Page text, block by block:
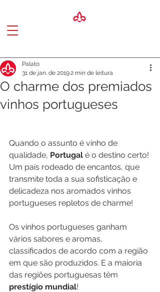
O charme dos premiados
vinhos portugueses
Palato
31 de jan. de 20192 min de leitura
Quando o assunto é vinho de
qualidade, Portugal é o destino certo!
Um país rodeado de encantos, que
transmite toda a sua sofisticação e
delicadeza nos aromados vinhos
portugueses repletos de charme!
Os vinhos portugueses ganham
vários sabores e aromas,
classificados de acordo com a região
em que são produzidos. E a maioria
das regiões portuguesas têm
prestígio mundial!